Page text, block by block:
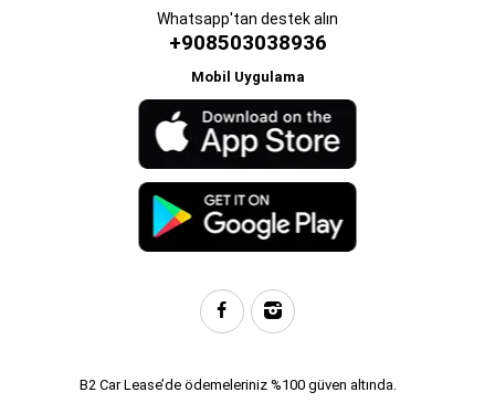
Whatsapp'tan destek alın
+908503038936
Mobil Uygulama
B2 Car Lease’de ödemeleriniz %100 güven altında.